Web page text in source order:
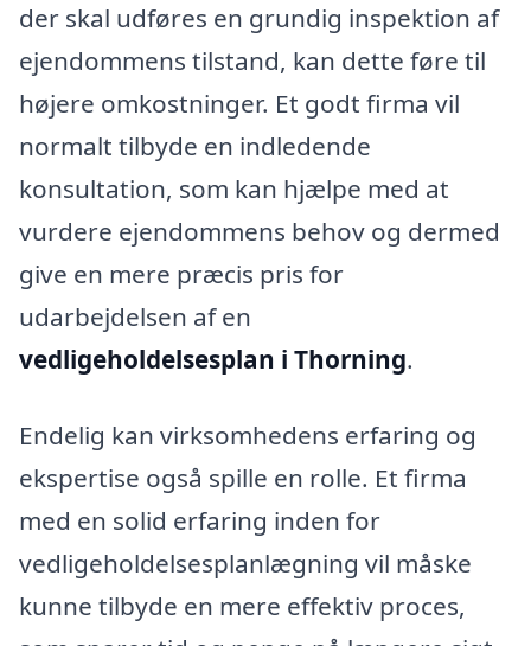
der skal udføres en grundig inspektion af
ejendommens tilstand, kan dette føre til
højere omkostninger. Et godt firma vil
normalt tilbyde en indledende
konsultation, som kan hjælpe med at
vurdere ejendommens behov og dermed
give en mere præcis pris for
udarbejdelsen af en
vedligeholdelsesplan i Thorning.
Endelig kan virksomhedens erfaring og
ekspertise også spille en rolle. Et firma
med en solid erfaring inden for
vedligeholdelsesplanlægning vil måske
kunne tilbyde en mere effektiv proces,